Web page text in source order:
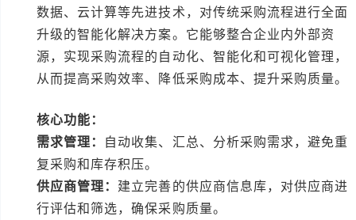
数据、云计算等先进技术，对传统采购流程进行全面
升级的智能化解决方案。它能够整合企业内外部资
源，实现采购流程的自动化、智能化和可视化管理，
从而提高采购效率、降低采购成本、提升采购质量。
核心功能：
需求管理： 自动收集、汇总、分析采购需求，避免重
复采购和库存积压。
供应商管理： 建立完善的供应商信息库，对供应商进
行评估和筛选，确保采购质量。